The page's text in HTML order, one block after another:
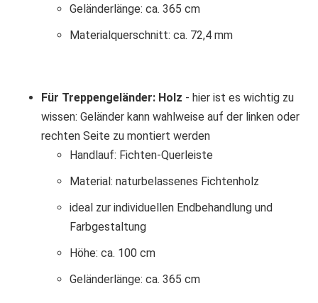
Geländerlänge: ca. 365 cm
Materialquerschnitt: ca. 72,4 mm
Für Treppengeländer: Holz - hier ist es wichtig zu
wissen: Geländer kann wahlweise auf der linken oder
rechten Seite zu montiert werden
Handlauf: Fichten-Querleiste
Material: naturbelassenes Fichtenholz
ideal zur individuellen Endbehandlung und
Farbgestaltung
Höhe: ca. 100 cm
Geländerlänge: ca. 365 cm